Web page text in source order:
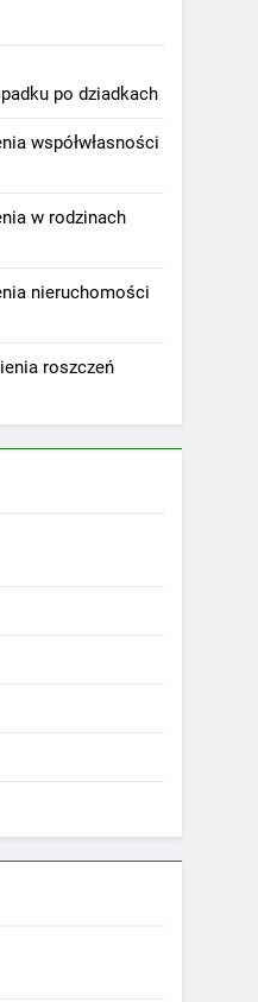
po dziadkach
współwłasności
w rodzinach
nieruchomości
roszczeń